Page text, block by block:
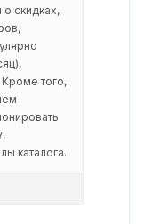
скидках,
того,
каталога.